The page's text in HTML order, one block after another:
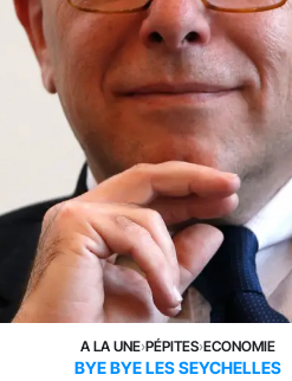
A LA UNE›PÉPITES›ECONOMIE
BYE BYE LES SEYCHELLES